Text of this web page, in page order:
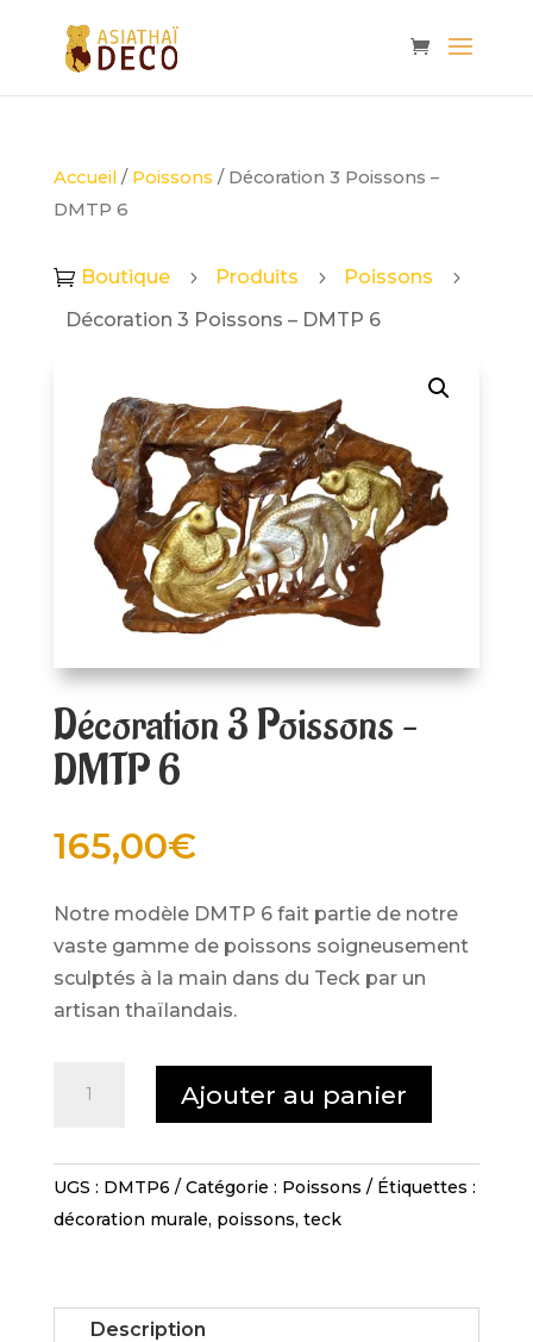
Accueil/ Poissons / Décoration 3 Poissons –
DMTP 6
 Boutique 5 Produits 5 Poissons 5
Décoration 3 Poissons – DMTP 6
Décoration 3 Poissons –
DMTP 6
165,00€
Notre modèle DMTP 6 fait partie de notre
vaste gamme de poissons soigneusement
sculptés à la main dans du Teck par un
artisan thaïlandais.
Ajouter au panier
UGS : DMTP6 Catégorie : Poissons
Étiquettes :
décoration murale, poissons, teck
Description